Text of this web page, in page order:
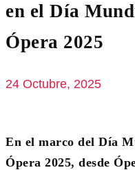
en el Día
Ópera 2025
24 Octubre, 2025
En el marco del Día
Ópera 2025, desde